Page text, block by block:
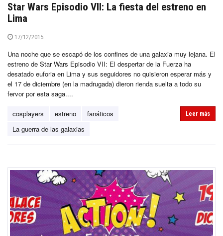
Star Wars Episodio VII: La fiesta del estreno en
Lima
17/12/2015
Una noche que se escapó de los confines de una galaxia muy lejana. El
estreno de Star Wars Episodio VII: El despertar de la Fuerza ha
desatado euforia en Lima y sus seguidores no quisieron esperar más y
el 17 de diciembre (en la madrugada) dieron rienda suelta a todo su
fervor por esta saga....
cosplayers estreno
fanáticos
La guerra de las galaxias
Leer más